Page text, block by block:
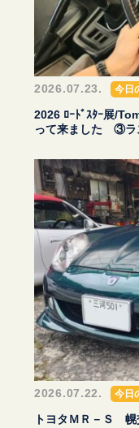
2026.07.23. 今日
2026 ﾛｰﾄﾞｽﾀｰ展/
って来ました ③ラ
2026.07.22. 今日
トヨタＭＲ－Ｓ